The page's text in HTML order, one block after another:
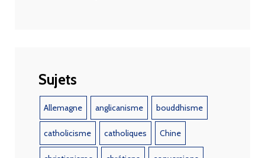
Sujets
Allemagne anglicanisme bouddhisme
catholicisme catholiques Chine